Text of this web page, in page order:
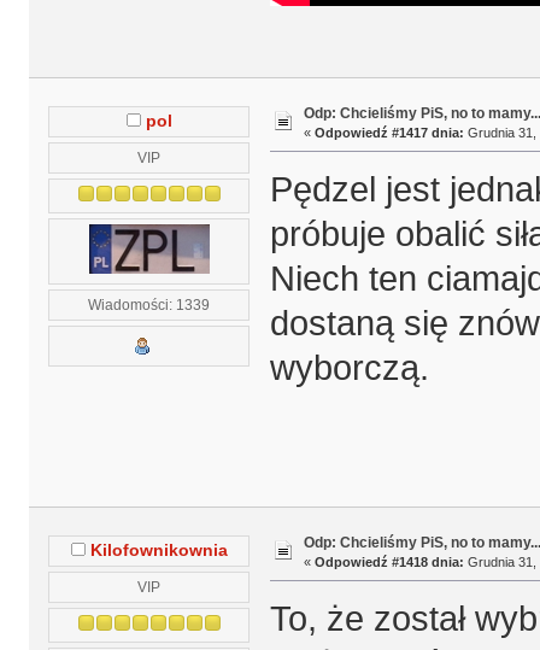
pol
VIP
Wiadomości: 1339
Odp: Chcieliśmy PiS, no to
« Odpowiedź #1417 dnia: Grudnia 31,
Pędzel jest
próbuje obalić
Niech ten
dostaną się
wyborczą.
Kilofownikownia
VIP
Odp: Chcieliśmy PiS, no to
« Odpowiedź #1418 dnia: Grudnia 31,
To, że został